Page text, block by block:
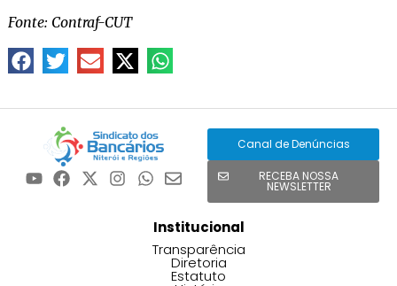
Fonte: Contraf-CUT
Canal de Denúncias
RECEBA NOSSA
NEWSLETTER
Institucional
Transparência
Diretoria
Estatuto